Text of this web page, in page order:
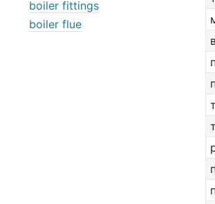
boiler fittings
boiler flue